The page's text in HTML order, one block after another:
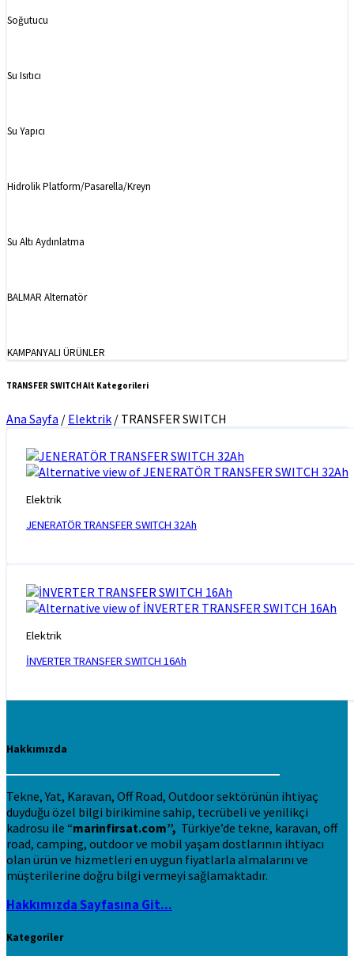
Soğutucu
Su Isıtıcı
Su Yapıcı
Hidrolik Platform/Pasarella/Kreyn
Su Altı Aydınlatma
BALMAR Alternatör
KAMPANYALI ÜRÜNLER
TRANSFER SWITCH Alt Kategorileri
Ana Sayfa / Elektrik / TRANSFER SWITCH
Elektrik
JENERATÖR TRANSFER SWITCH 32Ah
Elektrik
İNVERTER TRANSFER SWITCH 16Ah
Hakkımızda
Tekne, Yat, Karavan, Off Road, Outdoor sektörünün ihtiyaç
duyduğu özel bilgi birikimine sahip, tecrübeli ve yenilikçi
kadrosu ile “marinfirsat.com”, Türkiye’de tekne, karavan, off
road, camping, outdoor ve mobil yaşam dostlarının ihtiyacı
olan ürün ve hizmetleri en uygun fiyatlarla almalarını ve
müşterilerine doğru bilgi vermeyi sağlamaktadır.
Hakkımızda Sayfasına Git...
Kategoriler